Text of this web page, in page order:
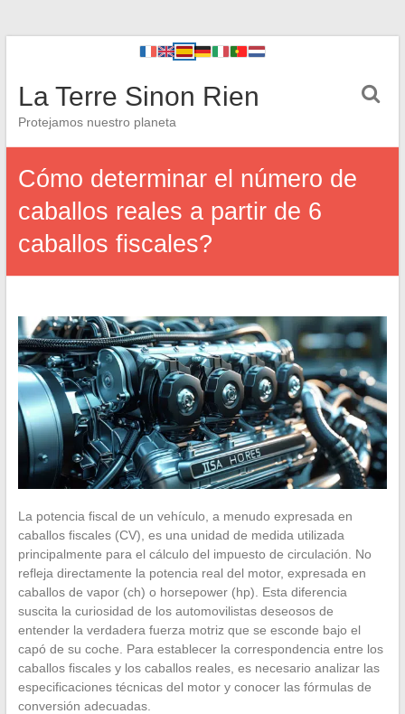
La Terre Sinon Rien
Protejamos nuestro planeta
Cómo determinar el número de
caballos reales a partir de 6
caballos fiscales?
La potencia fiscal de un vehículo, a menudo expresada en
caballos fiscales (CV), es una unidad de medida utilizada
principalmente para el cálculo del impuesto de circulación. No
refleja directamente la potencia real del motor, expresada en
caballos de vapor (ch) o horsepower (hp). Esta diferencia
suscita la curiosidad de los automovilistas deseosos de
entender la verdadera fuerza motriz que se esconde bajo el
capó de su coche. Para establecer la correspondencia entre los
caballos fiscales y los caballos reales, es necesario analizar las
especificaciones técnicas del motor y conocer las fórmulas de
conversión adecuadas.